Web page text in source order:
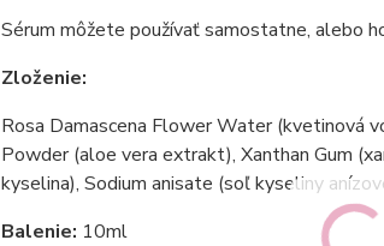
Sérum môžete používať samostatne, alebo
Zloženie:
Rosa Damascena Flower Water (kvetinová
Powder (aloe vera extrakt), Xanthan Gum
kyselina), Sodium anisate (soľ kyseliny
Balenie: 10ml